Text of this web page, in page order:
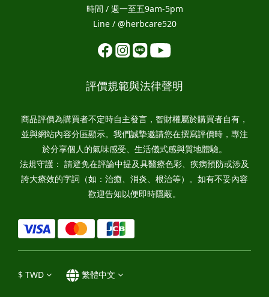
時間 / 週一至五9am-5pm
Line / @herbcare520
評價規範與法律聲明
商品評價為購買者不定時自主發言，智財權屬於購買者自有，
並與網站內容分區顯示。我們誠摯邀請您在撰寫評價時，專注
於分享個人的氣味感受、生活儀式感與質地體驗。
法規守護： 請避免在評論中提及具醫療色彩、疾病預防或涉及
誇大療效的字詞（如：治癒、消炎、根治等）。如有不妥內容
歡迎告知以便即時隱蔽。
$ TWD 繁體中文